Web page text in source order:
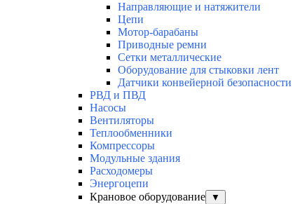
Направляющие и натяжители
Цепи
Мотор-барабаны
Приводные ремни
Сетки металлические
Оборудование для стыковки лент
Датчики конвейерной безопасности
РВД и ПВД
Насосы
Вентиляторы
Теплообменники
Компрессоры
Модульные здания
Расходомеры
Энергоцепи
Крановое оборудование
▼